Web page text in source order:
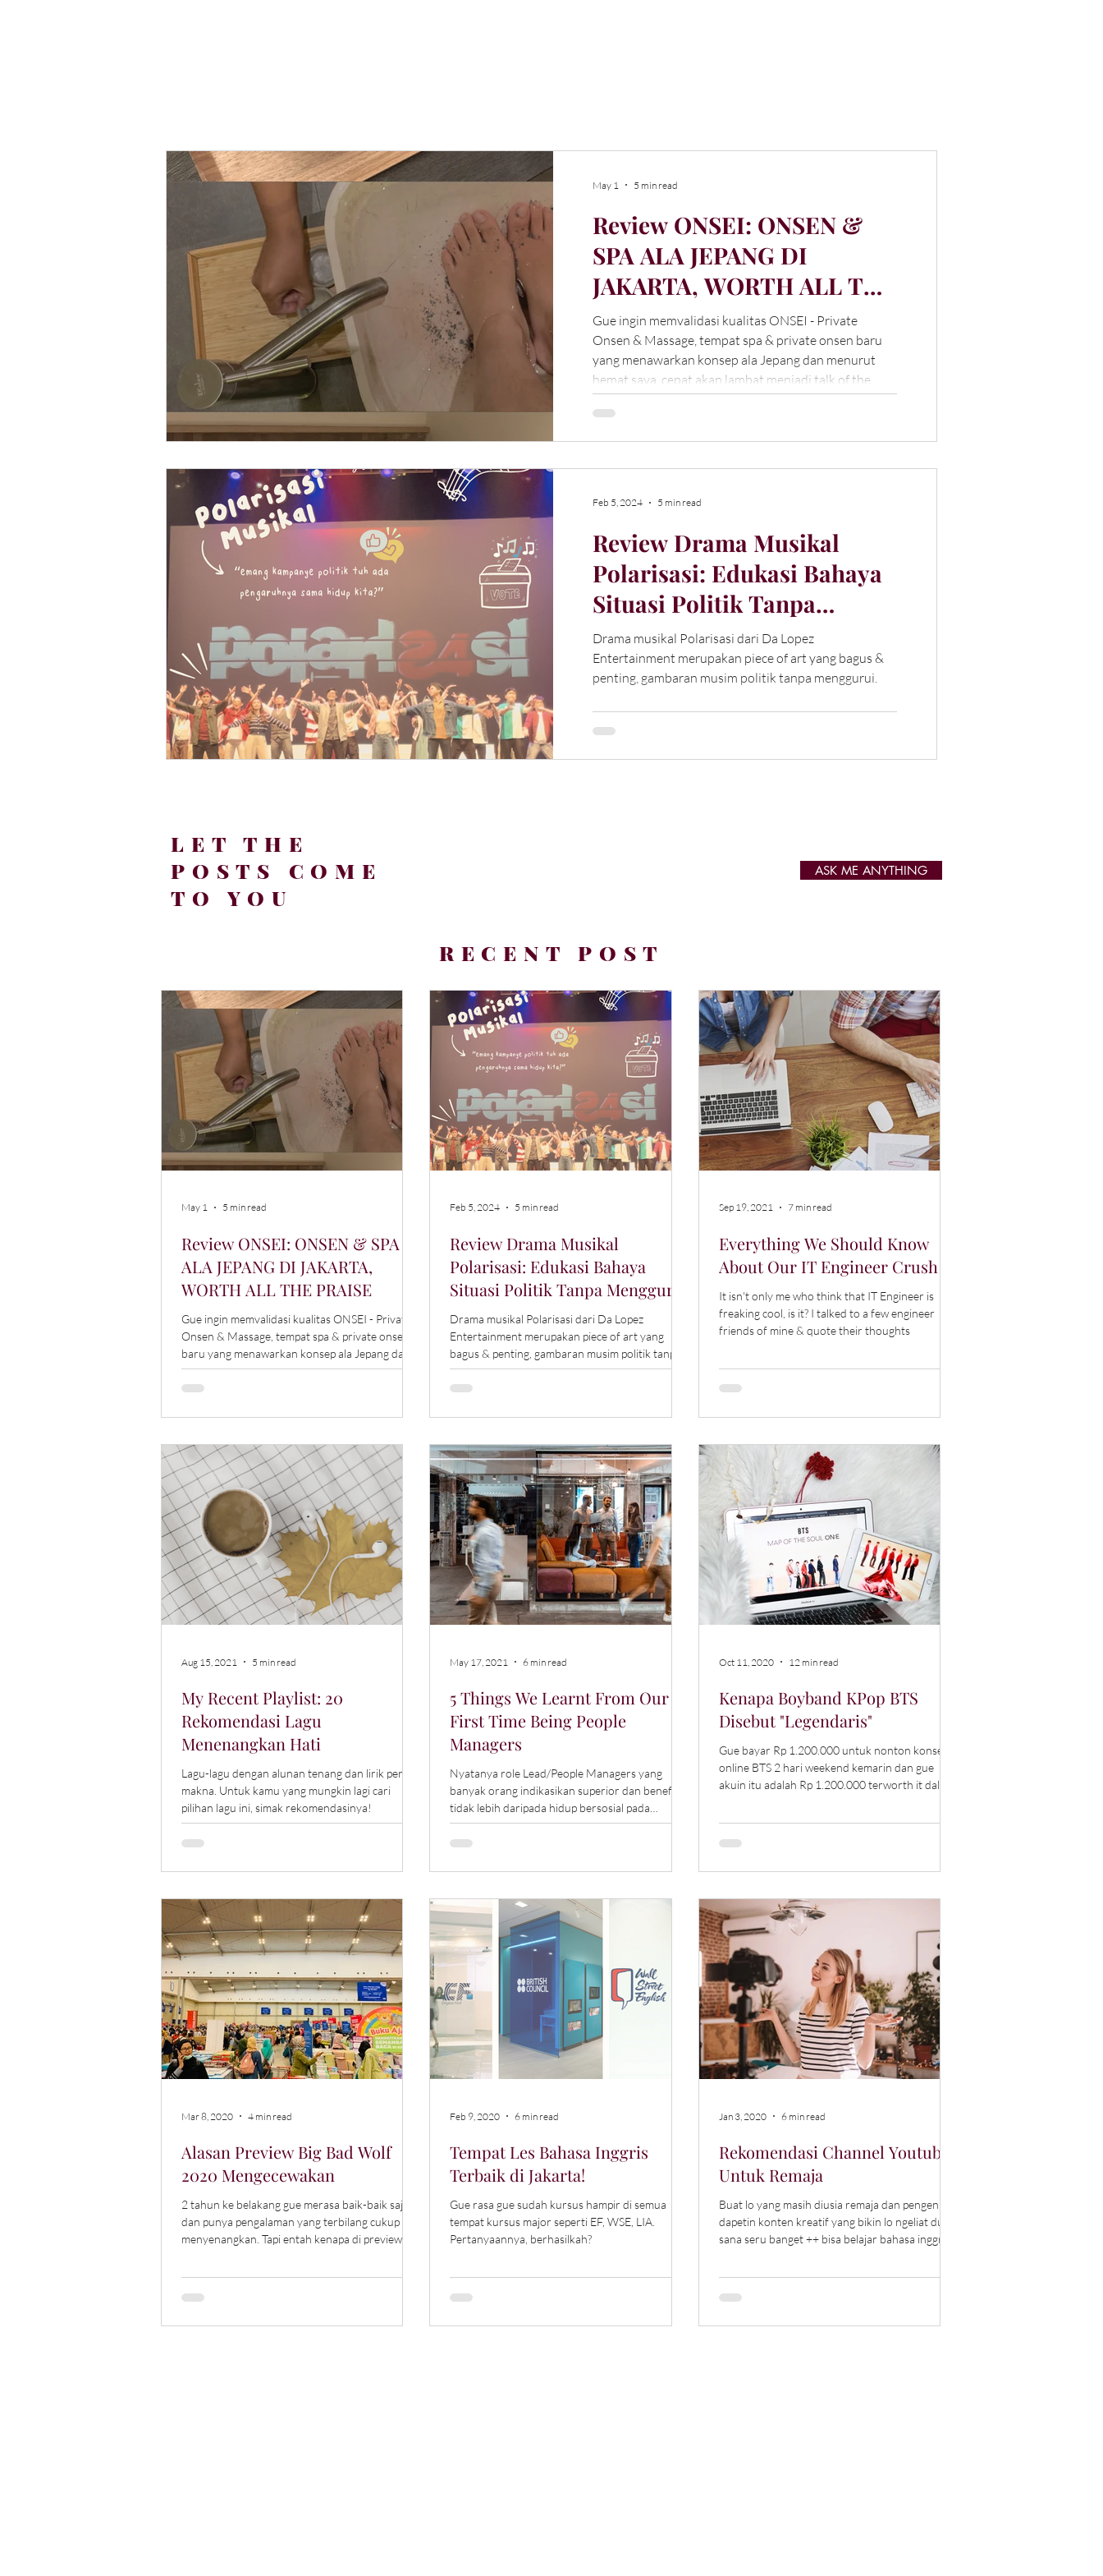
Review ONSEI: ONSEN &
SPA ALA JEPANG DI
JAKARTA, WORTH ALL THE
PRAISE
Gue ingin memvalidasi kualitas ONSEI - Private
Onsen & Massage, tempat spa & private onsen baru
yang menawarkan konsep ala Jepang dan menurut
hemat saya, cepat akan lambat menjadi talk of the
town di ibukota.
May 1 5 min read
Review Drama Musikal
Polarisasi: Edukasi Bahaya
Situasi Politik Tanpa
Menggurui
Drama musikal Polarisasi dari Da Lopez
Entertainment merupakan piece of art yang bagus &
penting, gambaran musim politik tanpa menggurui.
Feb 5, 2024 5 min read
LET THE
POSTS COME
TO YOU
ASK ME ANYTHING
RECENT POST
Review ONSEI: ONSEN & SPA
ALA JEPANG DI JAKARTA,
WORTH ALL THE PRAISE
Gue ingin memvalidasi kualitas ONSEI - Private
Onsen & Massage, tempat spa & private onsen
baru yang menawarkan konsep ala Jepang dan
menurut hemat saya, cepat akan lambat menjadi
talk of the town di ibukota.
May 1 5 min read
Review Drama Musikal
Polarisasi: Edukasi Bahaya
Situasi Politik Tanpa Menggurui
Drama musikal Polarisasi dari Da Lopez
Entertainment merupakan piece of art yang
bagus & penting, gambaran musim politik tanpa
menggurui.
Feb 5, 2024 5 min read
Everything We Should Know
About Our IT Engineer Crush
It isn't only me who think that IT Engineer is
freaking cool, is it? I talked to a few engineer
friends of mine & quote their thoughts
Sep 19, 2021 7 min read
My Recent Playlist: 20
Rekomendasi Lagu
Menenangkan Hati
Lagu-lagu dengan alunan tenang dan lirik penuh
makna. Untuk kamu yang mungkin lagi cari
pilihan lagu ini, simak rekomendasinya!
Aug 15, 2021 5 min read
5 Things We Learnt From Our
First Time Being People
Managers
Nyatanya role Lead/People Managers yang
banyak orang indikasikan superior dan beneficial
tidak lebih daripada hidup bersosial pada
umumnya.
May 17, 2021 6 min read
Kenapa Boyband KPop BTS
Disebut "Legendaris"
Gue bayar Rp 1.200.000 untuk nonton konser
online BTS 2 hari weekend kemarin dan gue
akuin itu adalah Rp 1.200.000 terworth it dalam
Oct 11, 2020 12 min read
Alasan Preview Big Bad Wolf
2020 Mengecewakan
2 tahun ke belakang gue merasa baik-baik saja
dan punya pengalaman yang terbilang cukup
menyenangkan. Tapi entah kenapa di preview
Mar 8, 2020 4 min read
Tempat Les Bahasa Inggris
Terbaik di Jakarta!
Gue rasa gue sudah kursus hampir di semua
tempat kursus major seperti EF, WSE, LIA.
Pertanyaannya, berhasilkah?
Feb 9, 2020 6 min read
Rekomendasi Channel Youtube
Untuk Remaja
Buat lo yang masih diusia remaja dan pengen
dapetin konten kreatif yang bikin lo ngeliat dunia
sana seru banget ++ bisa belajar bahasa inggr
Jan 3, 2020 6 min read